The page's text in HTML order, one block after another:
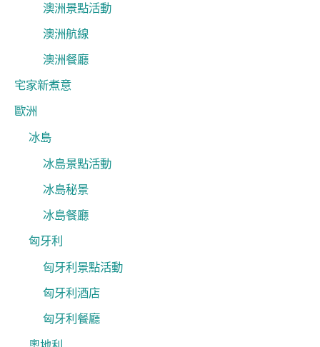
澳洲景點活動
澳洲航線
澳洲餐廳
宅家新煮意
歐洲
冰島
冰島景點活動
冰島秘景
冰島餐廳
匈牙利
匈牙利景點活動
匈牙利酒店
匈牙利餐廳